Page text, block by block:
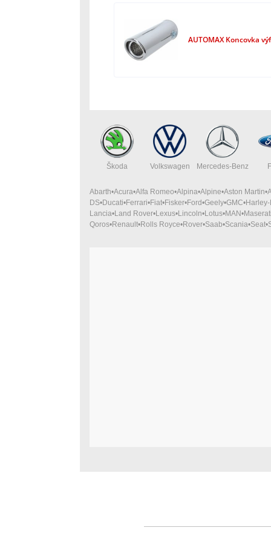
AUTOMAX Koncovka
Škoda Volkswagen Mercedes-Benz
Abarth Acura Alfa Romeo Alpina Alpine Aston Martin
DS Ducati Ferrari Fiat Fisker Ford Geely GMC
Lancia Land Rover Lexus Lincoln Lotus MAN Maserati
Qoros Renault Rolls Royce Rover Saab Scania Seat